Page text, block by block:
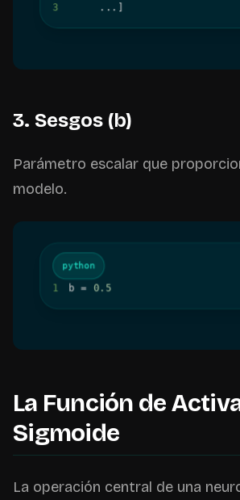
3
. . . ]
3. Sesgos (b)
Parámetro escalar que
modelo.
python
1 b = 0.5
La Función de
Sigmoide
La operación central de una